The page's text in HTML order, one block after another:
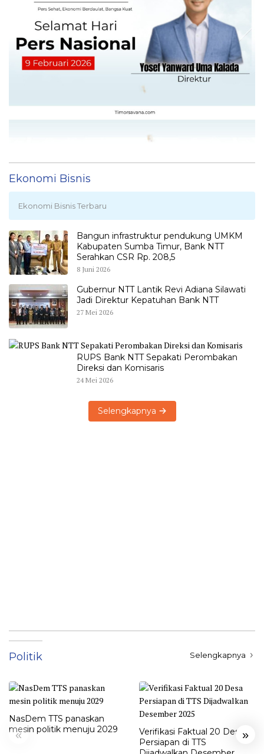
Ekonomi Bisnis
Ekonomi Bisnis Terbaru
Bangun infrastruktur pendukung UMKM
Kabupaten Sumba Timur, Bank NTT
Serahkan CSR Rp. 208,5
8 Juni 2026
Gubernur NTT Lantik Revi Adiana Silawati
Jadi Direktur Kepatuhan Bank NTT
27 Mei 2026
RUPS Bank NTT Sepakati Perombakan
Direksi dan Komisaris
24 Mei 2026
Selengkapnya
Politik Selengkapnya
« »
NasDem TTS panaskan
mesin politik menuju 2029
Verifikasi Faktual 20 Desa
Persiapan di TTS